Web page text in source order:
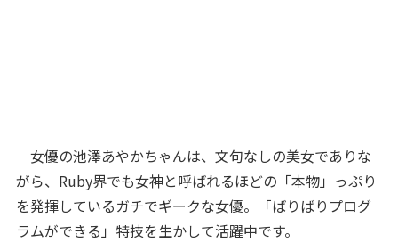
女優の池澤あやかちゃんは、文句なしの美女でありな
がら、Ruby界でも女神と呼ばれるほどの「本物」っぷり
を発揮しているガチでギークな女優。「ばりばりプログ
ラムができる」特技を生かして活躍中です。